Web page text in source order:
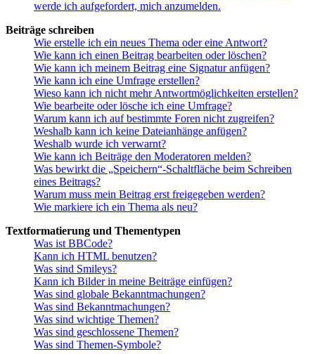
werde ich aufgefordert, mich anzumelden.
Beiträge schreiben
Wie erstelle ich ein neues Thema oder eine Antwort?
Wie kann ich einen Beitrag bearbeiten oder löschen?
Wie kann ich meinem Beitrag eine Signatur anfügen?
Wie kann ich eine Umfrage erstellen?
Wieso kann ich nicht mehr Antwortmöglichkeiten erstellen?
Wie bearbeite oder lösche ich eine Umfrage?
Warum kann ich auf bestimmte Foren nicht zugreifen?
Weshalb kann ich keine Dateianhänge anfügen?
Weshalb wurde ich verwarnt?
Wie kann ich Beiträge den Moderatoren melden?
Was bewirkt die „Speichern“-Schaltfläche beim Schreiben
eines Beitrags?
Warum muss mein Beitrag erst freigegeben werden?
Wie markiere ich ein Thema als neu?
Textformatierung und Thementypen
Was ist BBCode?
Kann ich HTML benutzen?
Was sind Smileys?
Kann ich Bilder in meine Beiträge einfügen?
Was sind globale Bekanntmachungen?
Was sind Bekanntmachungen?
Was sind wichtige Themen?
Was sind geschlossene Themen?
Was sind Themen-Symbole?